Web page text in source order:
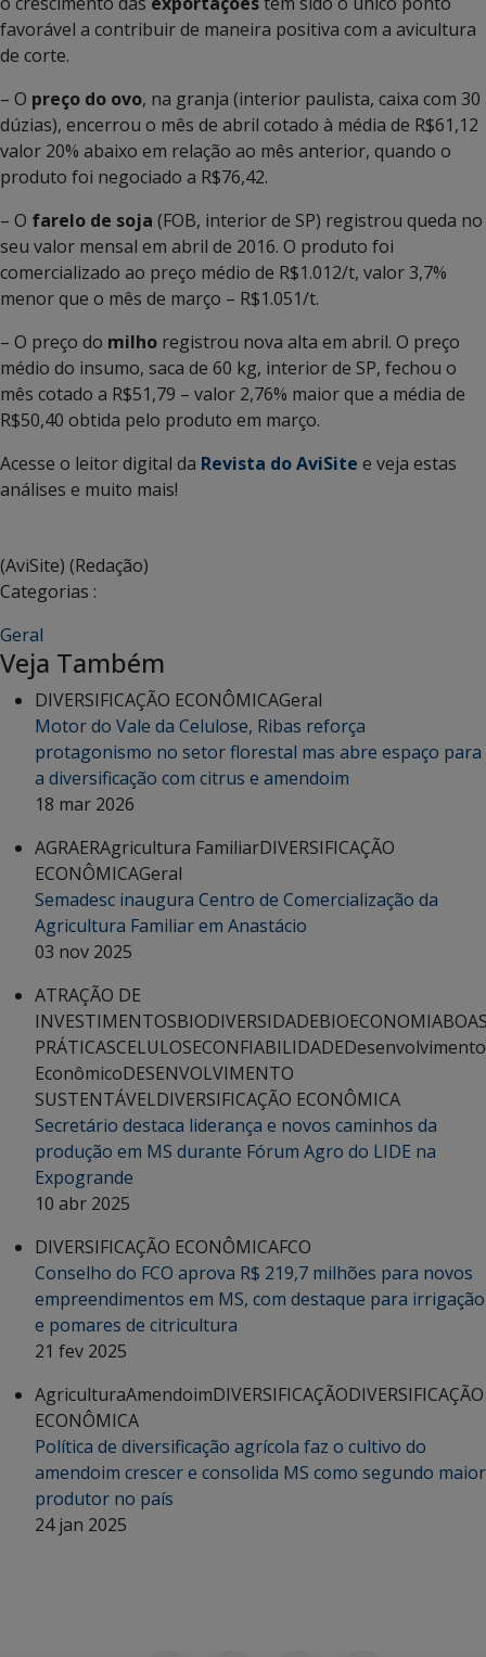
favorável a contribuir de maneira positiva com a avicultura
de corte.
– O preço do ovo, na granja (interior paulista, caixa com 30
dúzias), encerrou o mês de abril cotado à média de R$61,12
valor 20% abaixo em relação ao mês anterior, quando o
produto foi negociado a R$76,42.
– O farelo de soja (FOB, interior de SP) registrou queda no
seu valor mensal em abril de 2016. O produto foi
comercializado ao preço médio de R$1.012/t, valor 3,7%
menor que o mês de março – R$1.051/t.
– O preço do milho registrou nova alta em abril. O preço
médio do insumo, saca de 60 kg, interior de SP, fechou o
mês cotado a R$51,79 – valor 2,76% maior que a média de
R$50,40 obtida pelo produto em março.
Acesse o leitor digital da Revista do AviSite e veja estas
análises e muito mais!
(AviSite) (Redação)
Categorias :
Geral
Veja Também
DIVERSIFICAÇÃO ECONÔMICAGeral
Motor do Vale da Celulose, Ribas reforça
protagonismo no setor florestal mas abre espaço para
a diversificação com citrus e amendoim
18 mar 2026
AGRAERAgricultura FamiliarDIVERSIFICAÇÃO
ECONÔMICAGeral
Semadesc inaugura Centro de Comercialização da
Agricultura Familiar em Anastácio
03 nov 2025
ATRAÇÃO DE
INVESTIMENTOSBIODIVERSIDADEBIOECONOMIA
PRÁTICASCELULOSECONFIABILIDADEDesenvolvimento
EconômicoDESENVOLVIMENTO
SUSTENTÁVELDIVERSIFICAÇÃO ECONÔMICA
Secretário destaca liderança e novos caminhos da
produção em MS durante Fórum Agro do LIDE na
Expogrande
10 abr 2025
DIVERSIFICAÇÃO ECONÔMICAFCO
Conselho do FCO aprova R$ 219,7 milhões para novos
empreendimentos em MS, com destaque para irrigação
e pomares de citricultura
21 fev 2025
AgriculturaAmendoimDIVERSIFICAÇÃODIVERSIFICAÇÃO
ECONÔMICA
Política de diversificação agrícola faz o cultivo do
amendoim crescer e consolida MS como segundo maior
produtor no país
24 jan 2025